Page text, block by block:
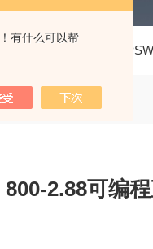
有什么可以帮
800-2.88可编